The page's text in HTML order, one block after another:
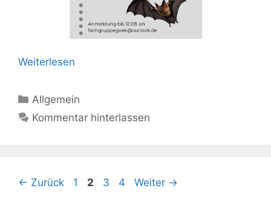
Weiterlesen
Kategorien
Allgemein
Kommentar hinterlassen
← Zurück Seite
1 Seite
2 Seite
3 Seite
4 Weiter →